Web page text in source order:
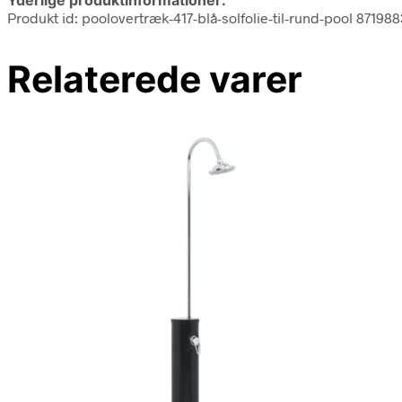
Produkt id: poolovertræk-417-blå-solfolie-til-rund-pool
Relaterede varer